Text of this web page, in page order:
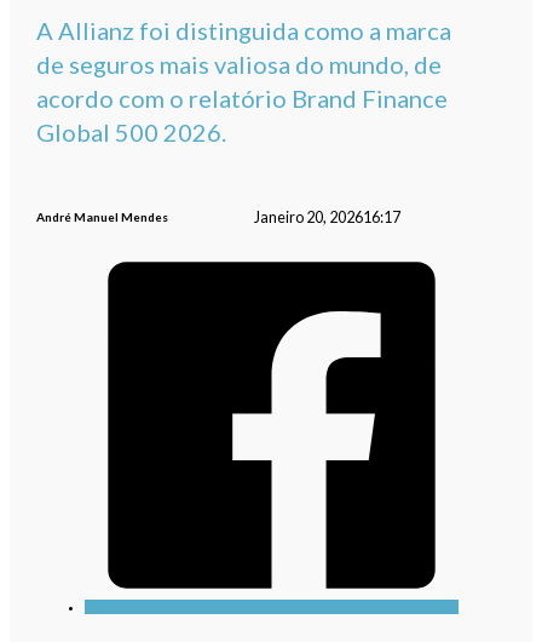
A Allianz foi distinguida como a marca
de seguros mais valiosa do mundo, de
acordo com o relatório Brand Finance
Global 500 2026.
André Manuel Mendes Janeiro 20, 202616:17